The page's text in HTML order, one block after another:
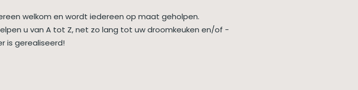
welkom en wordt iedereen op maat geholpen.
u van A tot Z, net zo lang tot uw droomkeuken en/of -
is gerealiseerd!